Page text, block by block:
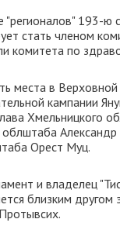
"регионалов" 193-ю
стать членом
комитета по
места в
кампании
Хмельницкого
облштаба
Орест Муц.
и владелец
близким другом